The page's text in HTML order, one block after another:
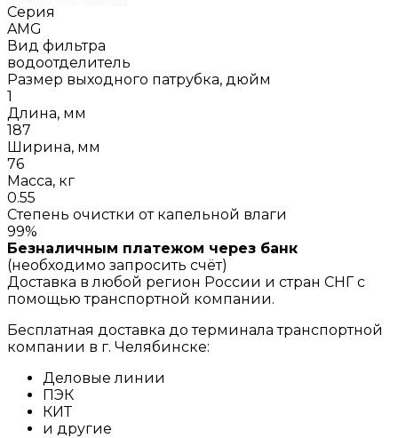
Серия
AMG
Вид фильтра
водоотделитель
Размер выходного патрубка, дюйм
1
Длина, мм
187
Ширина, мм
76
Масса, кг
0.55
Степень очистки от капельной влаги
99%
Безналичным платежом через банк
(необходимо запросить счёт)
Доставка в любой регион России и стран СНГ с
помощью транспортной компании.
Бесплатная доставка до терминала транспортной
компании в г. Челябинске:
Деловые линии
ПЭК
КИТ
и другие